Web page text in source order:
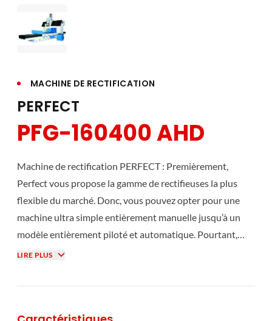
MACHINE DE RECTIFICATION
PERFECT
PFG-160400 AHD
Machine de rectification PERFECT : Premièrement,
Perfect vous propose la gamme de rectifieuses la plus
flexible du marché. Donc, vous pouvez opter pour une
machine ultra simple entièrement manuelle jusqu’à un
modèle entièrement piloté et automatique. Pourtant,
toutes nos rectifieuses Perfect se basent sur le plus strict
précision et de stabilité n’est plus à faire et elles peuvent
LIRE PLUS